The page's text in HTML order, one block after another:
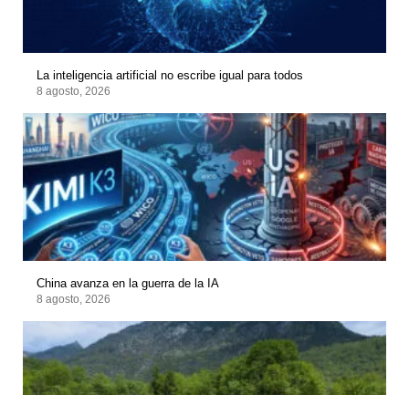
La inteligencia artificial no escribe igual para todos
8 agosto, 2026
China avanza en la guerra de la IA
8 agosto, 2026